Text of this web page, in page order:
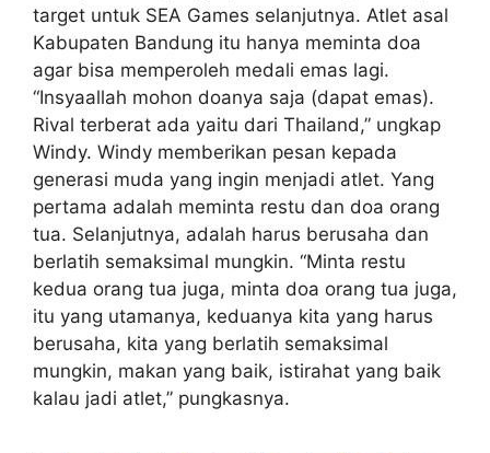
target untuk SEA Games selanjutnya. Atlet asal
Kabupaten Bandung itu hanya meminta doa
agar bisa memperoleh medali emas lagi.
“Insyaallah mohon doanya saja (dapat emas).
Rival terberat ada yaitu dari Thailand,” ungkap
Windy. Windy memberikan pesan kepada
generasi muda yang ingin menjadi atlet. Yang
pertama adalah meminta restu dan doa orang
tua. Selanjutnya, adalah harus berusaha dan
berlatih semaksimal mungkin. “Minta restu
kedua orang tua juga, minta doa orang tua juga,
itu yang utamanya, keduanya kita yang harus
berusaha, kita yang berlatih semaksimal
mungkin, makan yang baik, istirahat yang baik
kalau jadi atlet,” pungkasnya.